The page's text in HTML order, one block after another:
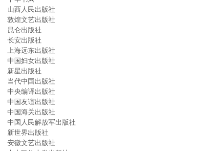
山西人民出版社
敦煌文艺出版社
昆仑出版社
长安出版社
上海远东出版社
中国妇女出版社
新星出版社
当代中国出版社
中央编译出版社
中国友谊出版社
中国海关出版社
中国人民解放军出版社
新世界出版社
安徽文艺出版社